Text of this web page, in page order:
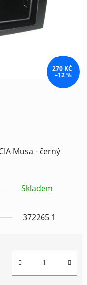
Musa - černý
Skladem
372265 1
270 KČ
–12 %